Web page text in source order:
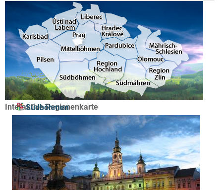
Interaktive Regionenkarte
Südböhmen